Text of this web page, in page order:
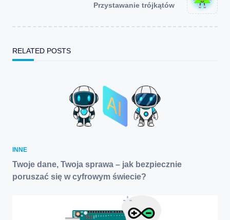
Przystawanie trójkątów
RELATED POSTS
INNE
Twoje dane, Twoja sprawa – jak bezpiecznie
poruszać się w cyfrowym świecie?